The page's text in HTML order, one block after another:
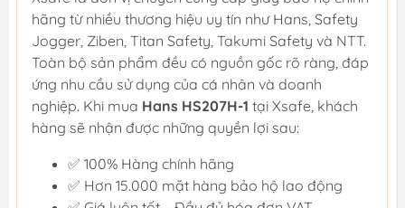
hãng từ nhiều thương hiệu uy tín như Hans, Safety
Jogger, Ziben, Titan Safety, Takumi Safety và NTT.
Toàn bộ sản phẩm đều có nguồn gốc rõ ràng, đáp
ứng nhu cầu sử dụng của cá nhân và doanh
nghiệp. Khi mua Hans HS207H-1 tại Xsafe, khách
hàng sẽ nhận được những quyền lợi sau:
✅ 100% Hàng chính hãng
✅ Hơn 15.000 mặt hàng bảo hộ lao động